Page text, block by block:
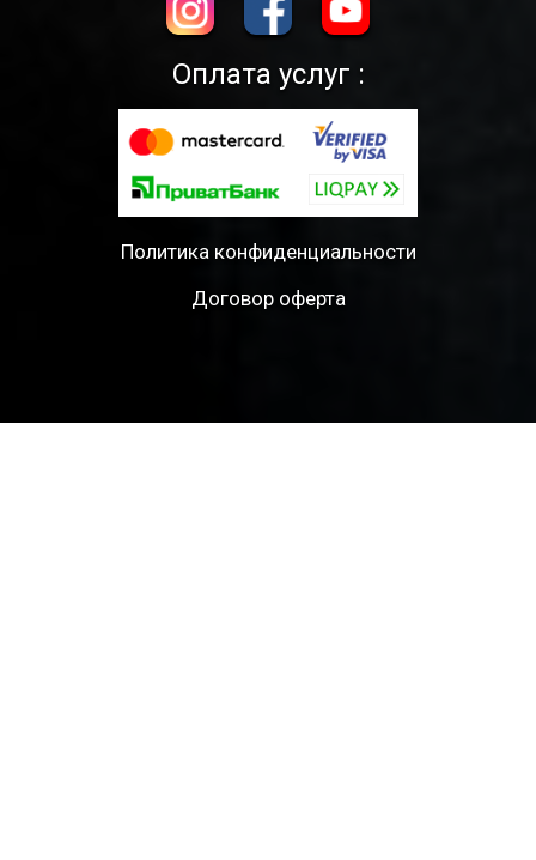
Оплата услуг :
Политика конфиденциальности
Договор оферта